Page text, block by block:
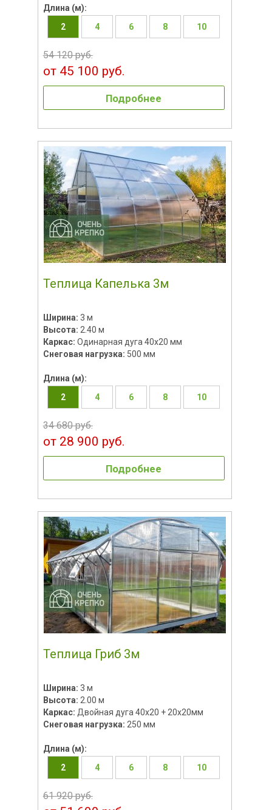
Длина (м):
2
4 6 8 10
54 120 руб.
от 45 100 руб.
Подробнее
Теплица Капелька 3м
Ширина: 3 м
Высота: 2.40 м
Каркас: Одинарная дуга 40х20 мм
Снеговая нагрузка: 500 мм
Длина (м):
2
4 6 8 10
34 680 руб.
от 28 900 руб.
Подробнее
Теплица Гриб 3м
Ширина: 3 м
Высота: 2.00 м
Каркас: Двойная дуга 40х20 + 20х20мм
Снеговая нагрузка: 250 мм
Длина (м):
2
4 6 8 10
61 920 руб.